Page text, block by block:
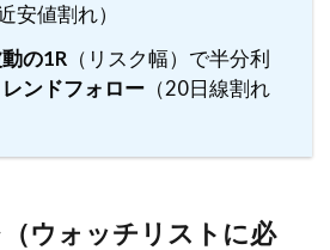
安値割れ）
の1R （リスク幅）で半分利
レンドフォロー （20日線割れ
ウォッチリストに必